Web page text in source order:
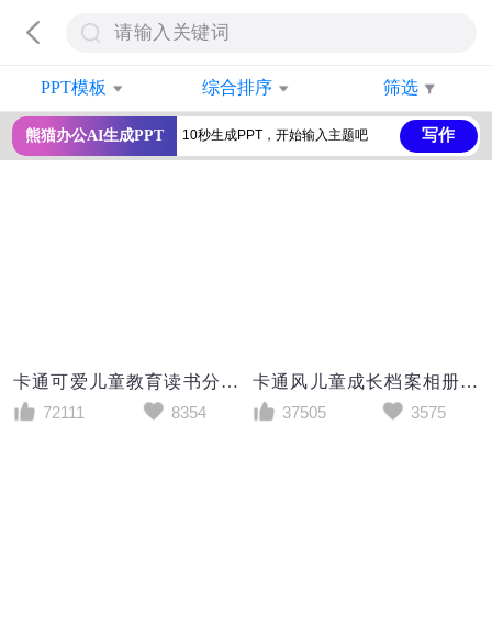
PPT模板 综合排序 筛选
熊猫办公AI生成PPT 写作
卡通可爱儿童教育读书分享会PPT模板
72111
8354
卡通风儿童成长档案相册PPT模板
37505
3575